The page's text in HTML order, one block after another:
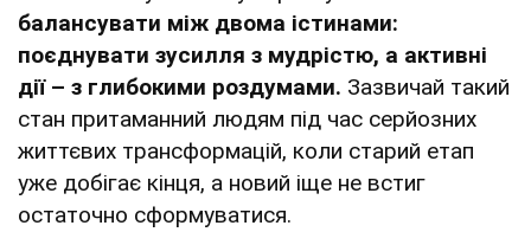
балансувати між двома істинами:
поєднувати зусилля з мудрістю, а активні
дії – з глибокими роздумами. Зазвичай такий
стан притаманний людям під час серйозних
життєвих трансформацій, коли старий етап
уже добігає кінця, а новий іще не встиг
остаточно сформуватися.